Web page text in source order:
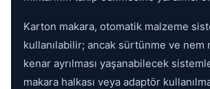
Karton makara, otomatik malzeme
kullanılabilir; ancak sürtünme ve nem
kenar ayrılması yaşanabilecek
makara halkası veya adaptör